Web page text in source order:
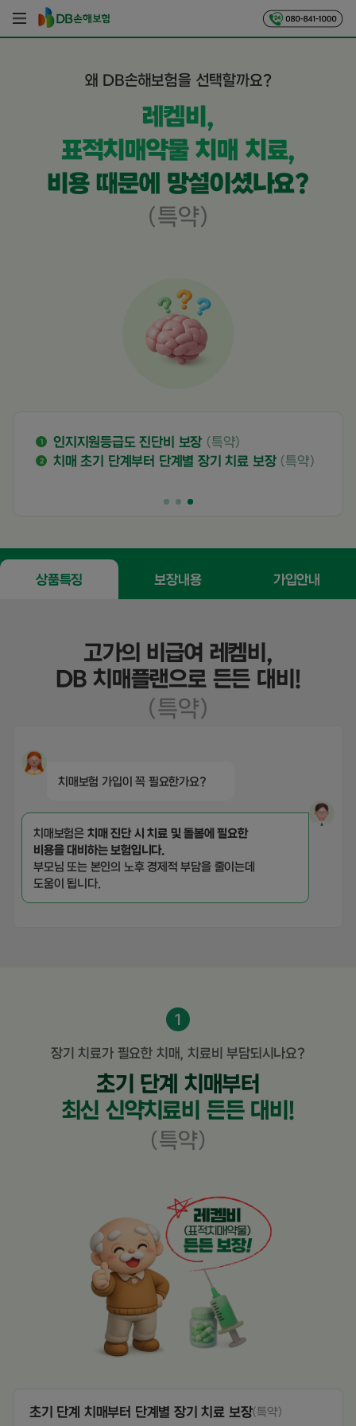
왜 DB손해보험을 선택할까요?
레켐비,
표적치매약물 치매 치료,
비용 때문에 망설이셨나요?
(특약)
인지지원등급도 진단비 보장(특약)
치매 초기 단계부터 단계별 장기 치료 보장(특약)
상품특징 보장내용 가입안내
고가의 비급여 레켐비,
DB 치매플랜으로 든든 대비!
(특약)
치매보험 가입이 꼭 필요한가요?
치매보험은 치매 진단 시 치료 및 돌봄에 필요한
비용을 대비하는 보험입니다.
부모님 또는 본인의 노후 경제적 부담을 줄이는데
도움이 됩니다.
1
장기 치료가 필요한 치매, 치료비 부담되시나요?
초기 단계 치매부터
최신 신약치료비 든든 대비!
(특약)
초기 단계 치매부터 단계별 장기 치료 보장(특약)